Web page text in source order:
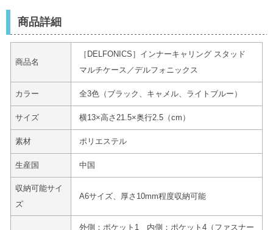
商品詳細
商品名
［DELFONICS］インナーキャリング スタッド
マルチケース／デルフォニックス
カラー 全3色（ブラック、キャメル、ライトブルー）
サイズ 横13×高さ21.5×奥行2.5（cm）
素材 ポリエステル
生産国 中国
収納可能サイ
ズ
A6サイズ、厚さ10mm程度収納可能
外側：ポケット1 内側：ポケット4（ファスナー